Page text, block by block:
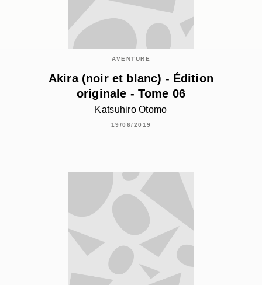
AVENTURE
Akira (noir et blanc) - Édition
originale - Tome 06
Katsuhiro Otomo
19/06/2019